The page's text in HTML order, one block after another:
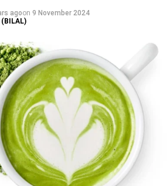
agoon 9 November 2024